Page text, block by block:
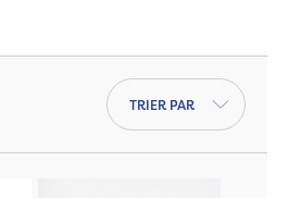
Trier par